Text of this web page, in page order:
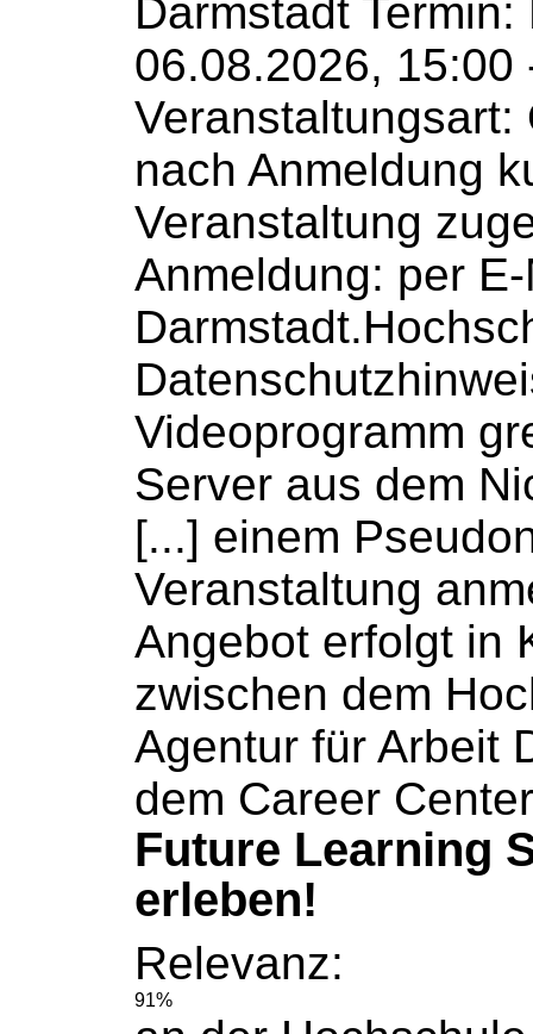
Darmstadt Termin:
06.08.2026, 15:00
Veranstaltungsart:
nach Anmeldung
Veranstaltung
Anmeldung: per
Videoprogramm
Server aus dem
[...] einem
Veranstaltung
Angebot erfolgt in
zwischen dem
Agentur für Arbeit
dem Career
Future Learning
erleben!
Relevanz:
91%